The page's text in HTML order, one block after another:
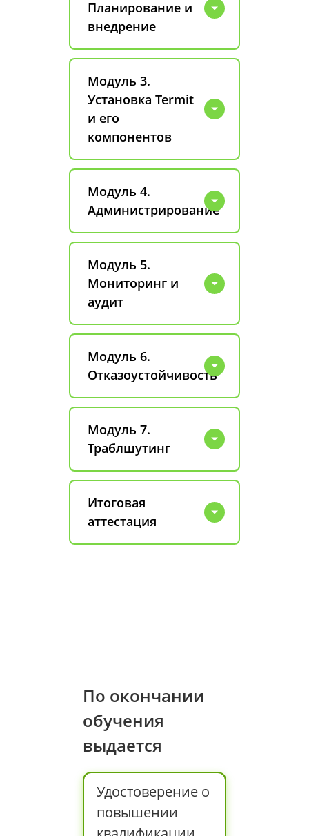
Планирование и
внедрение
Модуль 3.
Установка Termit
и его
компонентов
Модуль 4.
Администрирование
Модуль 5.
Мониторинг и
аудит
Модуль 6.
Отказоустойчивость
Модуль 7.
Траблшутинг
Итоговая
аттестация
По окончании
обучения
выдается
Удостоверение о
повышении